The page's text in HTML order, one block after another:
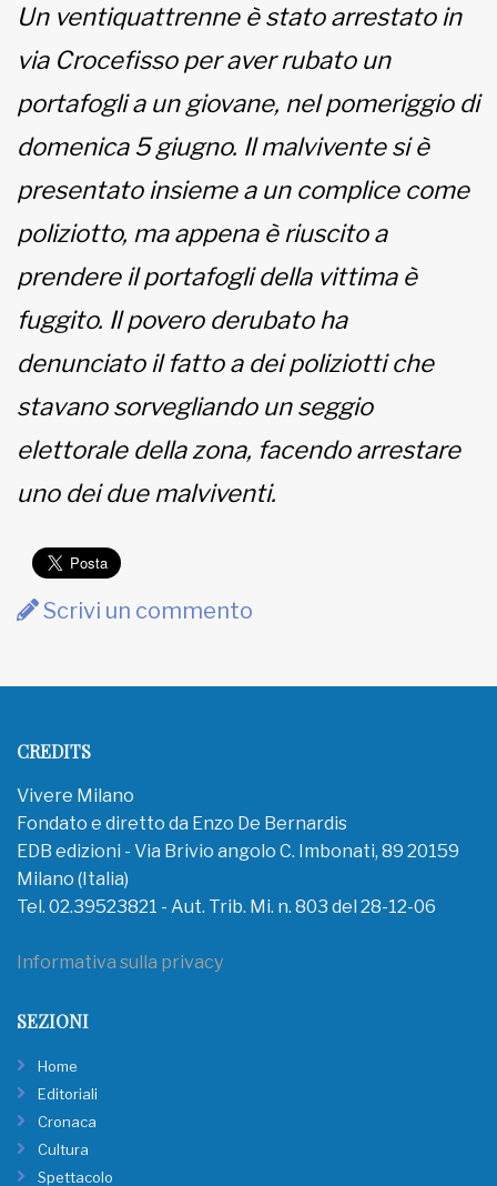
Informativa sulla privacy
Un ventiquattrenne è stato arrestato in
via Crocefisso per aver rubato un
portafogli a un giovane, nel pomeriggio di
domenica 5 giugno. Il malvivente si è
presentato insieme a un complice come
poliziotto, ma appena è riuscito a
prendere il portafogli della vittima è
fuggito. Il povero derubato ha
denunciato il fatto a dei poliziotti che
stavano sorvegliando un seggio
elettorale della zona, facendo arrestare
uno dei due malviventi.
Scrivi un commento
CREDITS
Vivere Milano
Fondato e diretto da Enzo De Bernardis
EDB edizioni - Via Brivio angolo C. Imbonati, 89 20159
Milano (Italia)
Tel. 02.39523821 - Aut. Trib. Mi. n. 803 del 28-12-06
Informativa sulla privacy
SEZIONI
Home
Editoriali
Cronaca
Cultura
Spettacolo